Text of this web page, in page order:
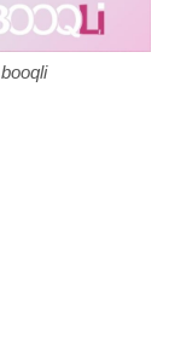
booqli בוקלי ספרים בהתאמה אישית לילדים